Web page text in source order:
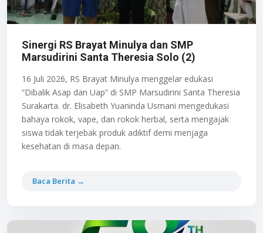
Sinergi RS Brayat Minulya dan SMP
Marsudirini Santa Theresia Solo (2)
16 Juli 2026, RS Brayat Minulya menggelar edukasi
“Dibalik Asap dan Uap” di SMP Marsudirini Santa Theresia
Surakarta. dr. Elisabeth Yuaninda Usmani mengedukasi
bahaya rokok, vape, dan rokok herbal, serta mengajak
siswa tidak terjebak produk adiktif demi menjaga
kesehatan di masa depan.
Baca Berita →